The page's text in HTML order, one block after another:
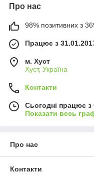
Про нас
98% позитивних з 369
Працює з
м. Хуст
Хуст, Україна
Контакти
Сьогодні працює з
Показати весь
Про нас
Контакти